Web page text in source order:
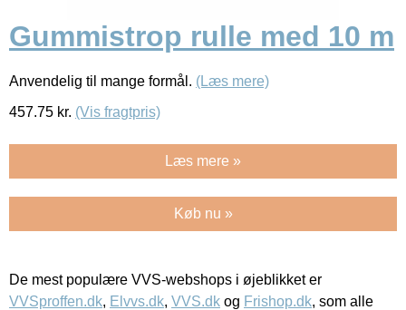
Gummistrop rulle med 10 m
Anvendelig til mange formål. (Læs mere)
457.75 kr. (Vis fragtpris)
Læs mere »
Køb nu »
De mest populære VVS-webshops i øjeblikket er
VVSproffen.dk, Elvvs.dk, VVS.dk og Frishop.dk, som alle